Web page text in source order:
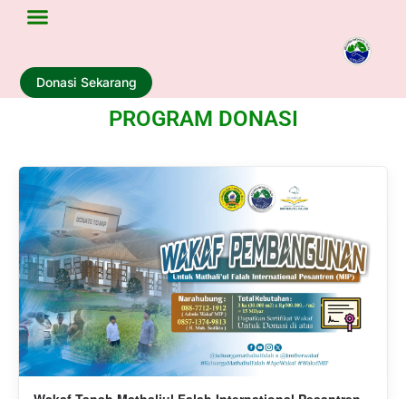
Donasi Sekarang
PROGRAM DONASI